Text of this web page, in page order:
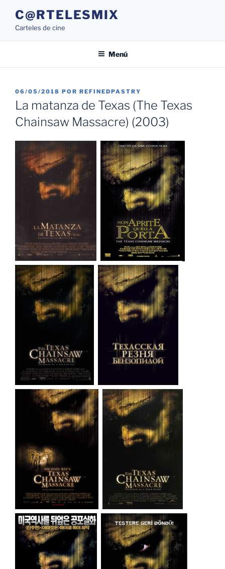
contenido
C@RTELESMIX
Carteles de cine
Menú
PUBLICADO
EL
06/05/2018 POR REFINEDPASTRY
La matanza de Texas (The Texas
Chainsaw Massacre) (2003)